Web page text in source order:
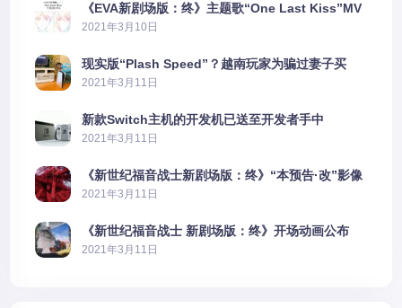
《EVA新剧场版：终》主题歌“One Last Kiss”MV
公布
2021年3月10日
现实版“Plash Speed”？越南玩家为骗过妻子买
PS5上演好戏
2021年3月11日
新款Switch主机的开发机已送至开发者手中
2021年3月11日
《新世纪福音战士新剧场版：终》“本预告·改”影像
公开
2021年3月11日
《新世纪福音战士 新剧场版：终》开场动画公布
2021年3月11日